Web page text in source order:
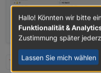
2 Antworten
Hallo! Könnten wir bitte
Funktionalität &
Zustimmung später
Lassen Sie mich wählen